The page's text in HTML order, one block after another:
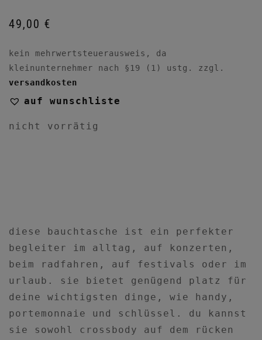
49,00 €
kein mehrwertsteuerausweis, da
kleinunternehmer nach §19 (1) ustg.
zzgl.
versandkosten
auf wunschliste
nicht vorrätig
diese bauchtasche ist ein perfekter
begleiter im alltag, auf konzerten,
beim radfahren, auf festivals oder im
urlaub. sie bietet genügend platz für
deine wichtigsten dinge, wie handy,
portemonnaie und schlüssel. du kannst
sie sowohl crossbody auf dem rücken